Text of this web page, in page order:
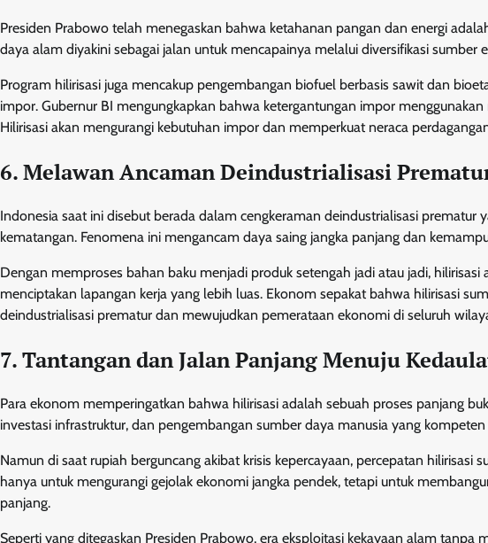
Presiden Prabowo telah menegaskan bahwa ketahanan pangan dan energi
daya alam diyakini sebagai jalan untuk mencapainya melalui diversifikasi sumber
Program hilirisasi juga mencakup pengembangan biofuel berbasis sawit dan
impor. Gubernur BI mengungkapkan bahwa ketergantungan impor
Hilirisasi akan mengurangi kebutuhan impor dan memperkuat neraca
6. Melawan Ancaman Deindustrialisasi
Indonesia saat ini disebut berada dalam cengkeraman deindustrialisasi
kematangan. Fenomena ini mengancam daya saing jangka panjang dan
Dengan memproses bahan baku menjadi produk setengah jadi atau jadi,
menciptakan lapangan kerja yang lebih luas. Ekonom sepakat bahwa hilirisasi
deindustrialisasi prematur dan mewujudkan pemerataan ekonomi di seluruh
7. Tantangan dan Jalan Panjang Menuju
Para ekonom memperingatkan bahwa hilirisasi adalah sebuah proses panjang
investasi infrastruktur, dan pengembangan sumber daya manusia yang
Namun di saat rupiah berguncang akibat krisis kepercayaan, percepatan hilirisasi
hanya untuk mengurangi gejolak ekonomi jangka pendek, tetapi untuk
panjang.
Seperti yang ditegaskan Presiden Prabowo, era eksploitasi kekayaan alam tanpa